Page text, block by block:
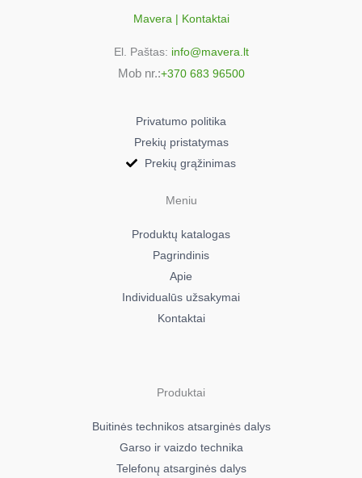
Mavera | Kontaktai
El. Paštas: info@mavera.lt
Mob nr.:+370 683 96500
Privatumo politika
Prekių pristatymas
Prekių grąžinimas
Meniu
Produktų katalogas
Pagrindinis
Apie
Individualūs užsakymai
Kontaktai
Produktai
Buitinės technikos atsarginės dalys
Garso ir vaizdo technika
Telefonų atsarginės dalys